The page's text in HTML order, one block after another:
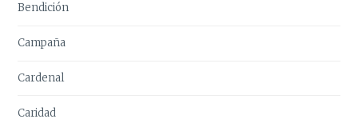
Bendición
Campaña
Cardenal
Caridad